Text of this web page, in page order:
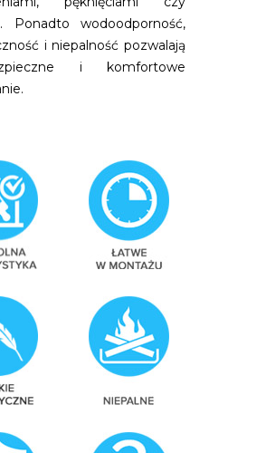
Ponadto wodoodporność,
i niepalność pozwalają
i komfortowe